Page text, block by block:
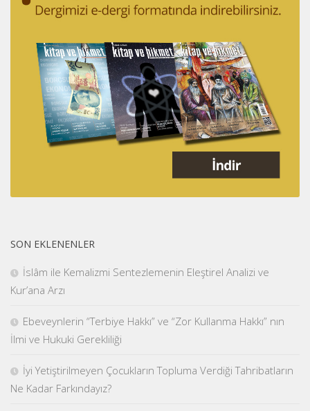
SON EKLENENLER
İslâm ile Kemalizmi Sentezlemenin Eleştirel Analizi ve
Kur’ana Arzı
Ebeveynlerin “Terbiye Hakkı” ve “Zor Kullanma Hakkı” nın
İlmi ve Hukuki Gerekliliği
İyi Yetiştirilmeyen Çocukların Topluma Verdiği Tahribatların
Ne Kadar Farkındayız?